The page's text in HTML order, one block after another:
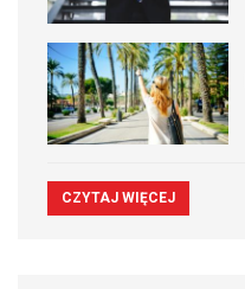
CZYTAJ WIĘCEJ